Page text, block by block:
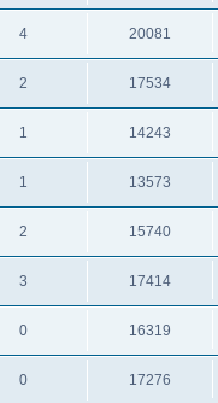
4 20081
2 17534
1 14243
1 13573
2 15740
3 17414
0 16319
0 17276